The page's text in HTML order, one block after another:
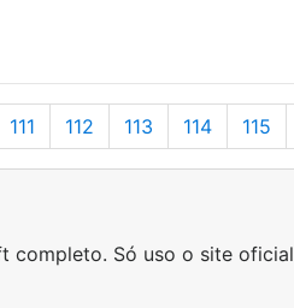
111 112 113 114 115
completo. Só uso o site